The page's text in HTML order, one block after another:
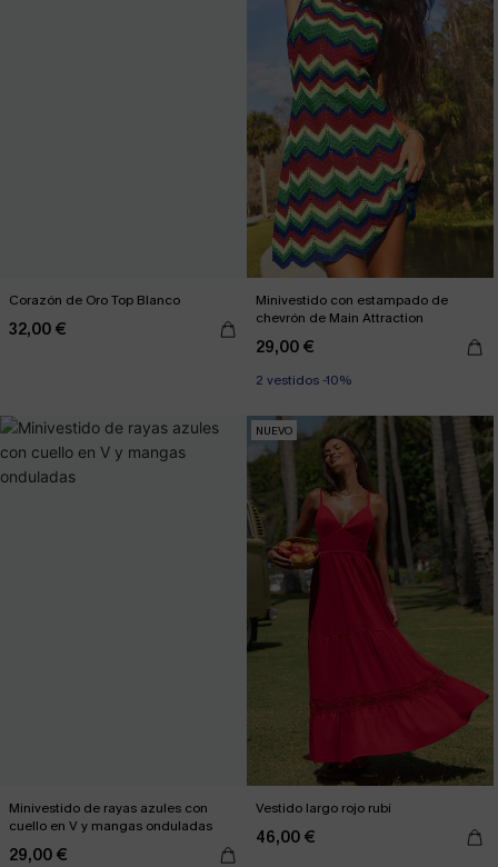
Corazón de Oro Top Blanco
32,00 €
Minivestido con estampado de
chevrón de Main Attraction
29,00 €
2 vestidos -10%
Minivestido de rayas azules con
cuello en V y mangas onduladas
29,00 €
NUEVO
Vestido largo rojo rubí
46,00 €